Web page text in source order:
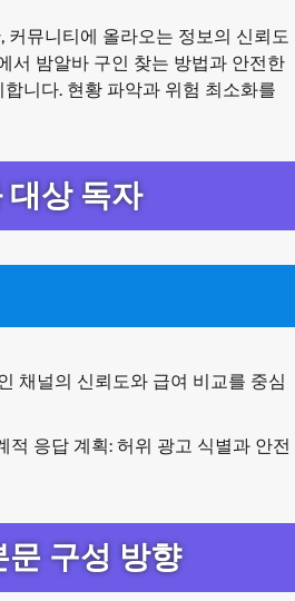
커뮤니티에 올라오는 정보의 신뢰도
서 밤알바 구인 찾는 방법과 안전한
니다. 현황 파악과 위험 최소화를
대상 독자
채널의 신뢰도와 급여 비교를 중심
적 응답 계획: 허위 광고 식별과 안전
구성 방향